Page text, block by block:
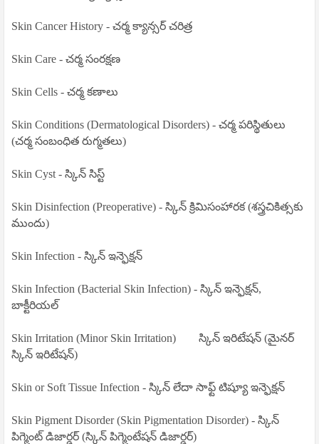
Skin Cancer History - చర్మ క్యాన్సర్ చరిత్ర
Skin Care - చర్మ సంరక్షణ
Skin Cells - చర్మ కణాలు
Skin Conditions (Dermatological Disorders) - చర్మ పరిస్థితులు
(చర్మ సంబంధిత రుగ్మతలు)
Skin Cyst - స్కిన్ సిస్ట్
Skin Disinfection (Preoperative) - స్కిన్ క్రిమిసంహారక (శస్త్రచికిత్సకు
ముందు)
Skin Infection - స్కిన్ ఇన్ఫెక్షన్
Skin Infection (Bacterial Skin Infection) - స్కిన్ ఇన్ఫెక్షన్,
బాక్టీరియల్
Skin Irritation (Minor Skin Irritation)
స్కిన్ ఇరిటేషన్ (మైనర్
స్కిన్ ఇరిటేషన్)
Skin or Soft Tissue Infection - స్కిన్ లేదా సాఫ్ట్ టిష్యూ ఇన్ఫెక్షన్
Skin Pigment Disorder (Skin Pigmentation Disorder) - స్కిన్
పిగ్మెంట్ డిజార్డర్ (స్కిన్ పిగ్మెంటేషన్ డిజార్డర్)